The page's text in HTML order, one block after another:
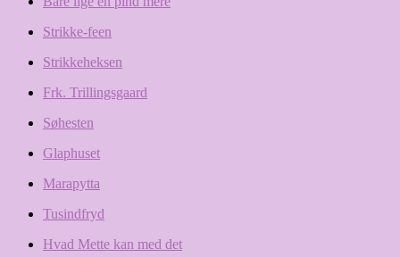
Strikke-feen
Strikkeheksen
Frk. Trillingsgaard
Søhesten
Glaphuset
Marapytta
Tusindfryd
Hvad Mette kan med det